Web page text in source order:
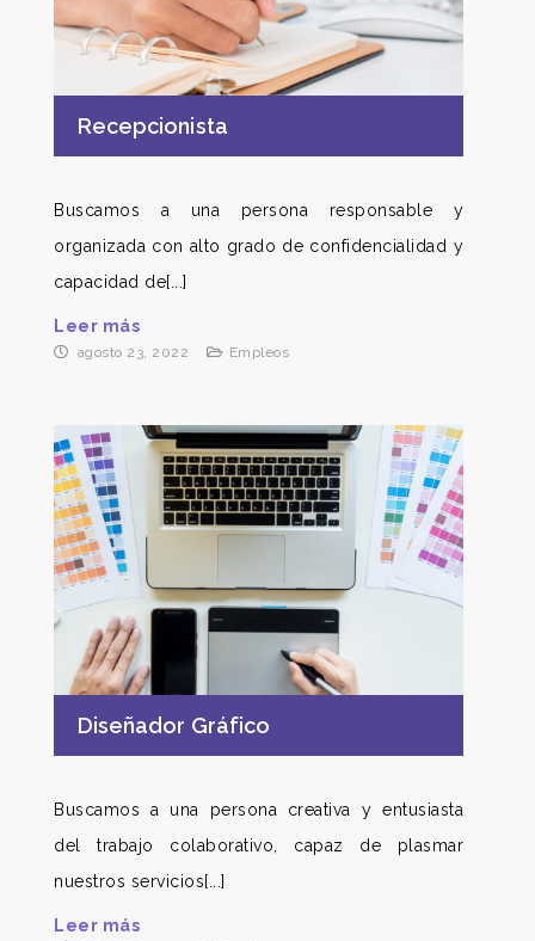
Recepcionista
Buscamos a una persona responsable y
organizada con alto grado de confidencialidad y
capacidad de[...]
Leer más
agosto 23, 2022 Empleos
Diseñador Gráfico
Buscamos a una persona creativa y entusiasta
del trabajo colaborativo, capaz de plasmar
nuestros servicios[...]
Leer más